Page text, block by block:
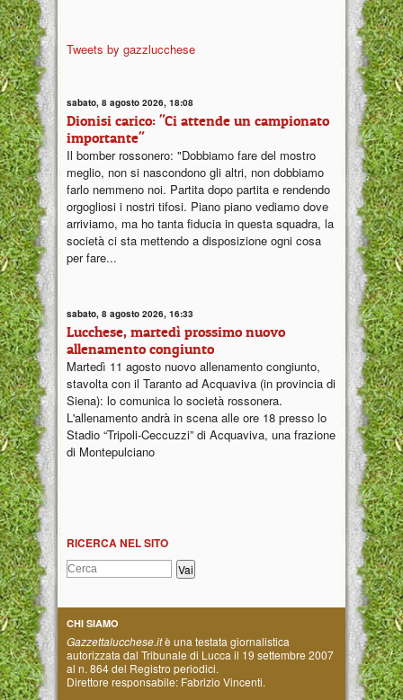
Tweets by gazzlucchese
sabato, 8 agosto 2026, 18:08
Dionisi carico: "Ci attende un campionato
importante"
Il bomber rossonero: "Dobbiamo fare del mostro
meglio, non si nascondono gli altri, non dobbiamo
farlo nemmeno noi. Partita dopo partita e rendendo
orgogliosi i nostri tifosi. Piano piano vediamo dove
arriviamo, ma ho tanta fiducia in questa squadra, la
società ci sta mettendo a disposizione ogni cosa
per fare...
sabato, 8 agosto 2026, 16:33
Lucchese, martedì prossimo nuovo
allenamento congiunto
Martedì 11 agosto nuovo allenamento congiunto,
stavolta con il Taranto ad Acquaviva (in provincia di
Siena): lo comunica lo società rossonera.
L'allenamento andrà in scena alle ore 18 presso lo
Stadio “Tripoli-Ceccuzzi” di Acquaviva, una frazione
di Montepulciano
RICERCA NEL SITO
CHI SIAMO
Gazzettalucchese.itè una testata giornalistica
autorizzata dal Tribunale di Lucca il 19 settembre 2007
al n. 864 del Registro periodici.
Direttore responsabile: Fabrizio Vincenti.